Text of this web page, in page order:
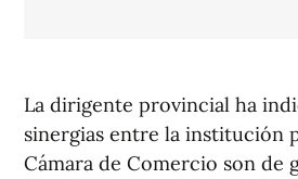
La dirigente provincial ha
sinergias entre la institución
Cámara de Comercio son de